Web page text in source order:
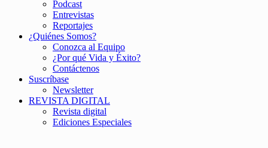
Podcast
Entrevistas
Reportajes
¿Quiénes Somos?
Conozca al Equipo
¿Por qué Vida y Éxito?
Contáctenos
Suscríbase
Newsletter
REVISTA DIGITAL
Revista digital
Ediciones Especiales